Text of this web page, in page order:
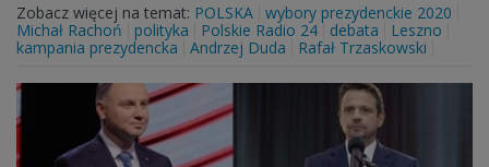
Zobacz więcej na temat: POLSKA wybory prezydenckie 2020
Michał Rachoń
polityka Polskie Radio 24 debata
Leszno
kampania prezydencka
Andrzej Duda Rafał Trzaskowski